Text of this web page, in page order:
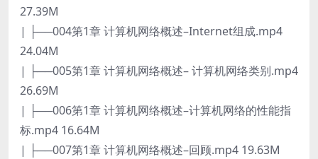
27.39M
| ├──004第1章 计算机网络概述–Internet组成.mp4
24.04M
| ├──005第1章 计算机网络概述– 计算机网络类别.mp4
26.69M
| ├──006第1章 计算机网络概述–计算机网络的性能指
标.mp4 16.64M
| ├──007第1章 计算机网络概述–回顾.mp4 19.63M